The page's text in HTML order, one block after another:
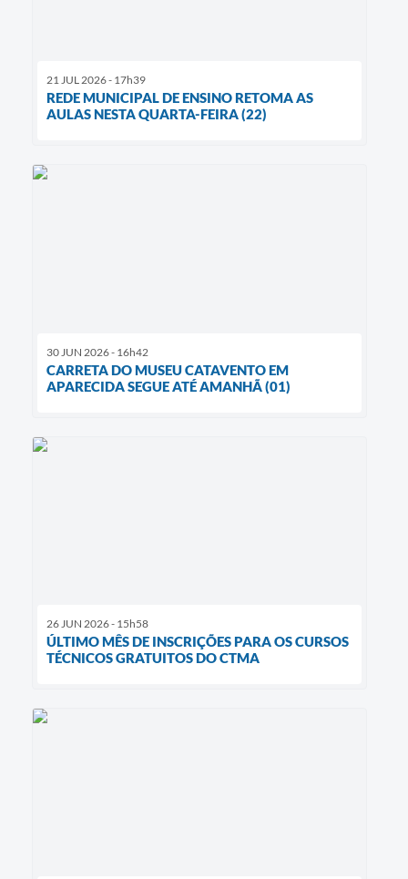
21 JUL 2026 - 17h39
REDE MUNICIPAL DE ENSINO RETOMA AS
AULAS NESTA QUARTA-FEIRA (22)
30 JUN 2026 - 16h42
CARRETA DO MUSEU CATAVENTO EM
APARECIDA SEGUE ATÉ AMANHÃ (01)
26 JUN 2026 - 15h58
ÚLTIMO MÊS DE INSCRIÇÕES PARA OS CURSOS
TÉCNICOS GRATUITOS DO CTMA